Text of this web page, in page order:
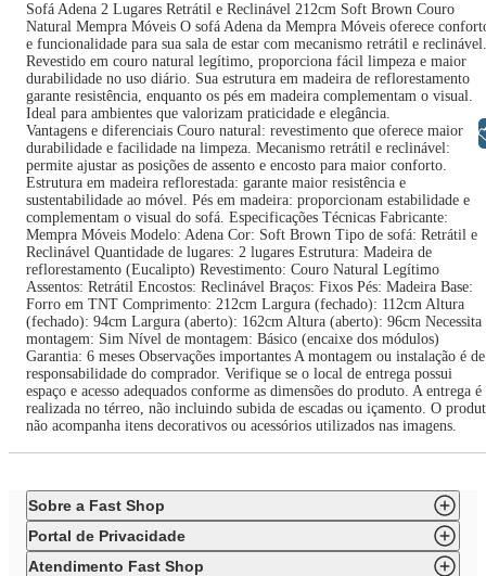
Sofá Adena 2 Lugares Retrátil e Reclinável 212cm Soft Brown Couro
Natural Mempra Móveis O sofá Adena da Mempra Móveis oferece
e funcionalidade para sua sala de estar com mecanismo retrátil e reclinável.
Revestido em couro natural legítimo, proporciona fácil limpeza e maior
durabilidade no uso diário. Sua estrutura em madeira de reflorestamento
garante resistência, enquanto os pés em madeira complementam o visual.
Ideal para ambientes que valorizam praticidade e elegância.
Vantagens e diferenciais Couro natural: revestimento que oferece maior
durabilidade e facilidade na limpeza. Mecanismo retrátil e reclinável:
permite ajustar as posições de assento e encosto para maior conforto.
Estrutura em madeira reflorestada: garante maior resistência e
sustentabilidade ao móvel. Pés em madeira: proporcionam estabilidade e
complementam o visual do sofá. Especificações Técnicas Fabricante:
Mempra Móveis Modelo: Adena Cor: Soft Brown Tipo de sofá: Retrátil e
Reclinável Quantidade de lugares: 2 lugares Estrutura: Madeira de
reflorestamento (Eucalipto) Revestimento: Couro Natural Legítimo
Assentos: Retrátil Encostos: Reclinável Braços: Fixos Pés: Madeira Base:
Forro em TNT Comprimento: 212cm Largura (fechado): 112cm Altura
(fechado): 94cm Largura (aberto): 162cm Altura (aberto): 96cm Necessita
montagem: Sim Nível de montagem: Básico (encaixe dos módulos)
Garantia: 6 meses Observações importantes A montagem ou instalação é de
responsabilidade do comprador. Verifique se o local de entrega possui
espaço e acesso adequados conforme as dimensões do produto. A entrega é
realizada no térreo, não incluindo subida de escadas ou içamento. O
não acompanha itens decorativos ou acessórios utilizados nas imagens.
Sobre a Fast Shop
Portal de Privacidade
Atendimento Fast Shop
Libras